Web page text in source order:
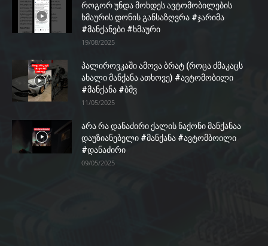
როგორ უნდა მოხდეს ავტომობილების
ხმაურის დონის განსაზღვრა #ჯარიმა
#მანქანები #ხმაური
19/08/2025
პალიროვკაში ამოვა ბრატ (როცა ძმაკაცს
ახალი მანქანა ათხოვე) #ავტომობილი
#მანქანა #ბმვ
11/05/2025
არა რა დანაძირი ქალის ნაქონი მანქანაა
დაუზიანებელი #მანქანა #ავტომბოილი
#დანაძირი
09/05/2025